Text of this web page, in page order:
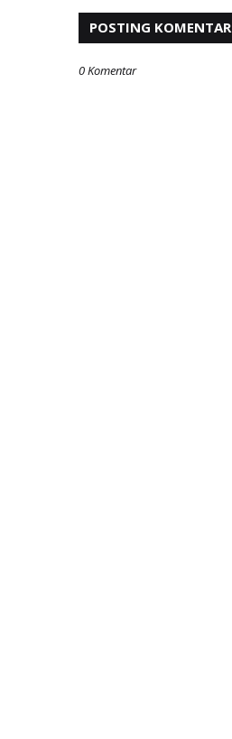
POSTING KOMENTAR
0 Komentar